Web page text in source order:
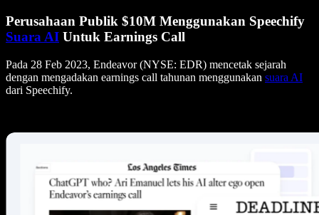
Perusahaan Publik $10M Menggunakan Speechify
Suara AI Untuk Earnings Call
Pada 28 Feb 2023, Endeavor (NYSE: EDR) mencetak sejarah
dengan mengadakan earnings call tahunan menggunakan suara AI
dari Speechify.